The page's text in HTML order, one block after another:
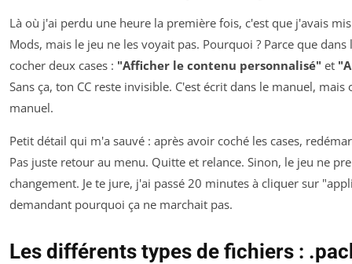
Là où j'ai perdu une heure la première fois, c'est que j'avais
Mods, mais le jeu ne les voyait pas. Pourquoi ? Parce que
cocher deux cases : "Afficher le contenu personnalisé" et
Sans ça, ton CC reste invisible. C'est écrit dans le manuel,
manuel.
Petit détail qui m'a sauvé : après avoir coché les cases,
Pas juste retour au menu. Quitte et relance. Sinon, le jeu ne
changement. Je te jure, j'ai passé 20 minutes à cliquer sur
demandant pourquoi ça ne marchait pas.
Les différents types de fichiers :